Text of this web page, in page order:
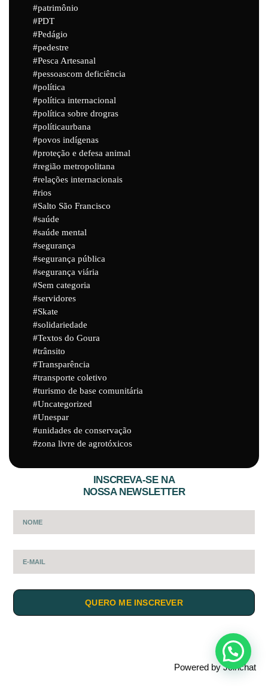
patrimônio
PDT
Pedágio
pedestre
Pesca Artesanal
pessoascom deficiência
política
política internacional
política sobre drogras
políticaurbana
povos indígenas
proteção e defesa animal
região metropolitana
relações internacionais
rios
Salto São Francisco
saúde
saúde mental
segurança
segurança pública
segurança viária
Sem categoria
servidores
Skate
solidariedade
Textos do Goura
trânsito
Transparência
transporte coletivo
turismo de base comunitária
Uncategorized
Unespar
unidades de conservação
zona livre de agrotóxicos
INSCREVA-SE NA
NOSSA NEWSLETTER
QUERO ME INSCREVER
Powered byJoinchat